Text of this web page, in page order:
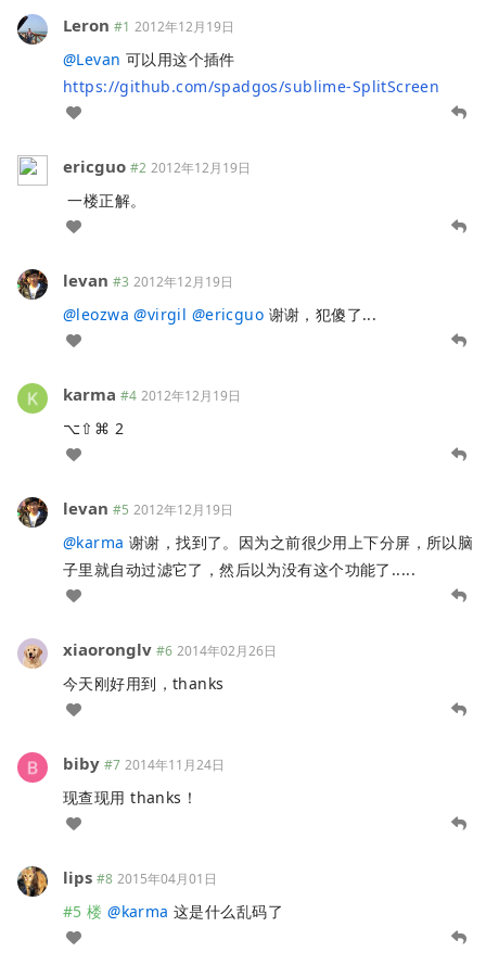
Leron #1 2012年12月19日
@Levan 可以用这个插件
https://github.com/spadgos/sublime-SplitScreen
ericguo #2 2012年12月19日
一楼正解。
levan #3 2012年12月19日
@leozwa @virgil @ericguo 谢谢，犯傻了...
karma #4 2012年12月19日
⌥⇧⌘ 2
levan #5 2012年12月19日
@karma 谢谢，找到了。因为之前很少用上下分屏，所以脑
子里就自动过滤它了，然后以为没有这个功能了.....
xiaoronglv #6 2014年02月26日
今天刚好用到，thanks
biby #7 2014年11月24日
现查现用 thanks！
lips #8 2015年04月01日
#5 楼 @karma 这是什么乱码了